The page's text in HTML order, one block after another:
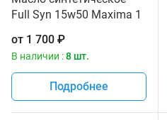
Full Syn 15w50 Maxima 1
от 1 700 ₽
В наличии :8 шт.
Подробнее